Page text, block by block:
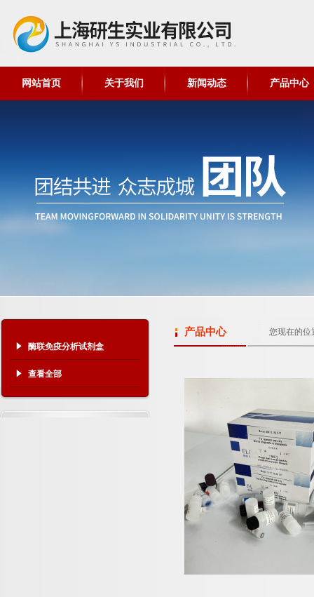
网站首页 关于我们 新闻动态 产品中心
酶联免疫分析试剂盒
查看全部
产品中心 您现在的位